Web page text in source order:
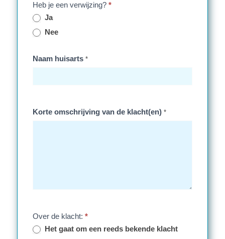
Heb je een verwijzing? *
Ja
Nee
Naam huisarts *
Korte omschrijving van de klacht(en) *
Over de klacht: *
Het gaat om een reeds bekende klacht